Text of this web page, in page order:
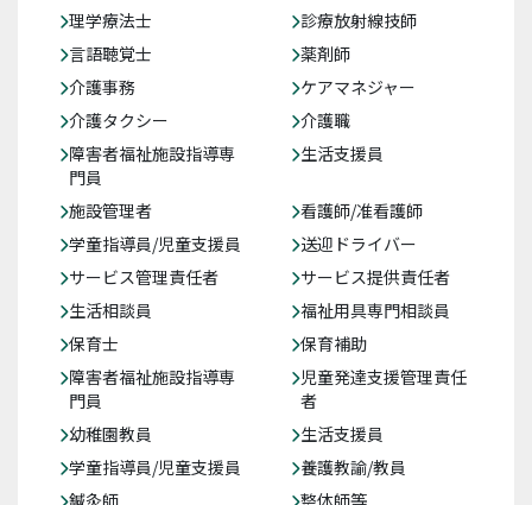
理学療法士
診療放射線技師
言語聴覚士
薬剤師
介護事務
ケアマネジャー
介護タクシー
介護職
障害者福祉施設指導専
門員
生活支援員
施設管理者
看護師/准看護師
学童指導員/児童支援員
送迎ドライバー
サービス管理責任者
サービス提供責任者
生活相談員
福祉用具専門相談員
保育士
保育補助
障害者福祉施設指導専
門員
児童発達支援管理責任
者
幼稚園教員
生活支援員
学童指導員/児童支援員
養護教諭/教員
鍼灸師
整体師等